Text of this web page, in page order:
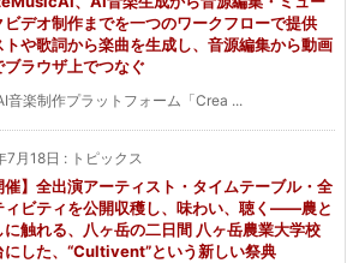
ビデオ制作までを一つのワークフローで提供
トや歌詞から楽曲を生成し、音源編集から動画
ブラウザ上でつなぐ
楽制作プラットフォーム「Crea ...
7月18日 : トピックス
催】全出演アーティスト・タイムテーブル・全
ィビティを公開収穫し、味わい、聴く——農と
に触れる、八ヶ岳の二日間 八ヶ岳農業大学校
にした、“Cultivent”という新しい祭典